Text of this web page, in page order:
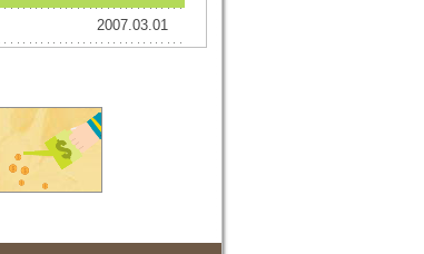
2007.03.01